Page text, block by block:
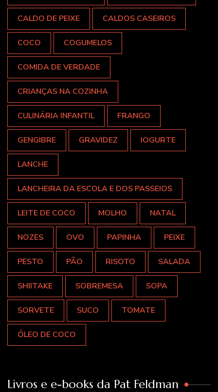
CALDO DE PEIXE CALDOS CASEIROS
COCO COGUMELOS
COMIDA DE VERDADE
CRIANÇAS NA COZINHA
CULINÁRIA INFANTIL FRANGO
GENGIBRE GRAVIDEZ IOGURTE
LANCHE
LANCHEIRA DA ESCOLA E DOS PASSEIOS
LEITE DE COCO MOLHO NATAL
NOZES OVO PAPINHA PEIXE
PESTO PÃO RISOTO SALADA
SHIITAKE SOBREMESA SOPA
SORVETE SUCO TOMATE
ÓLEO DE COCO
Livros e e-books da Pat Feldman